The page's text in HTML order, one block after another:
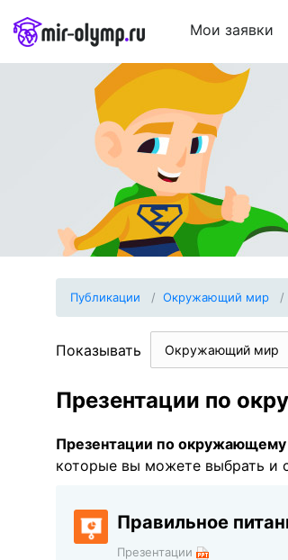
Мои заявки
Публикации Окружающий мир
Показывать Окружающий мир
Презентации по
Презентации по окружающему
которые вы можете выбрать и
Правильное
Презентации